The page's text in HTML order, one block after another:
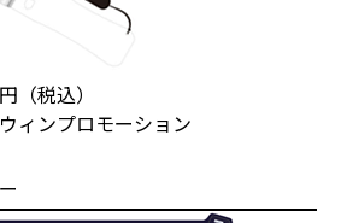
（税込）
ィンプロモーション